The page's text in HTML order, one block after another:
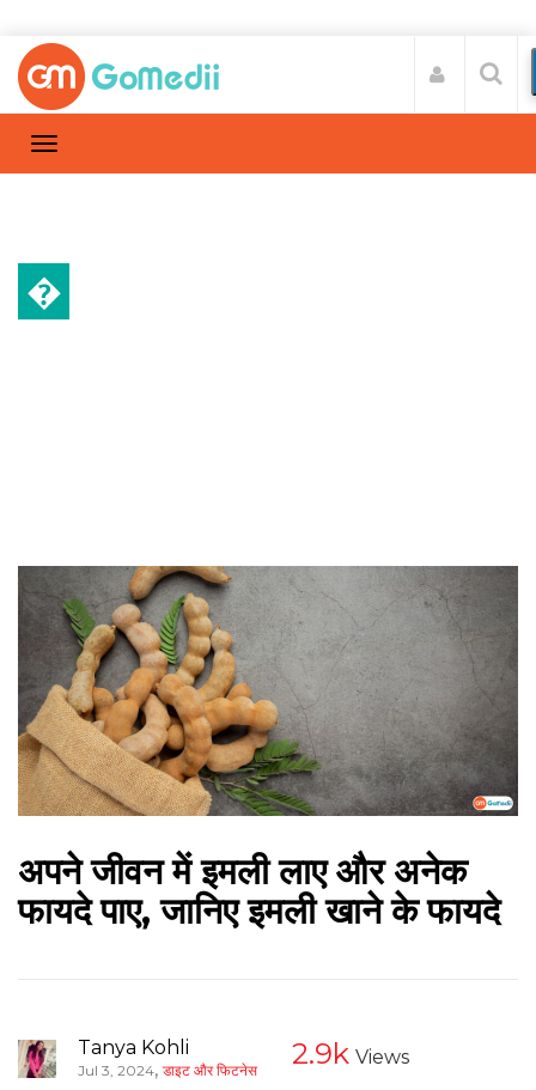
�
अपने जीवन में इमली लाए और अनेक
फायदे पाए, जानिए इमली खाने के फायदे
Tanya Kohli
Jul 3, 2024, डाइट और फिटनेस 2.9k Views